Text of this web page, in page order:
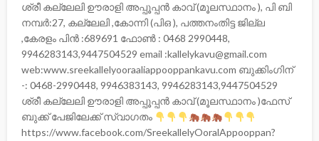
ശ്രീ കല്ലേലി ഊരാളി അപ്പൂപ്പന്‍ കാവ് (മൂലസ്ഥാനം ), പി ബി
നമ്പർ:27, കല്ലേലി ,കോന്നി (പിഒ ), പത്തനംതിട്ട ജില്ല
,കേരളം പിന്‍ :689691 ഫോണ്‍ : 0468 2990448,
9946283143,9447504529 email :kallelykavu@gmail.com
web:www.sreekallelyooraaliappooppankavu.com ബുക്കിംഗിന്
-: 0468-2990448, 9946383143, 9946283143,9447504529
ശ്രീ കല്ലേലി ഊരാളി അപ്പൂപ്പൻ കാവ് (മൂലസ്ഥാനം )ഫേസ്
ബുക്ക്‌ പേജിലേക്ക് സ്വാഗതം
https://www.facebook.com/SreekallelyOoralAppooppan?